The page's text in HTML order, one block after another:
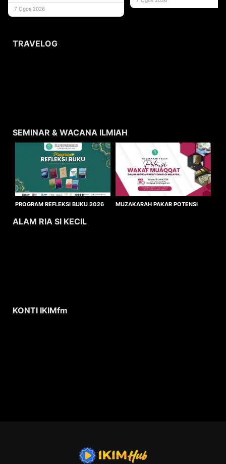
usaha
7 Ogos 2026
TRAVELOG
SEMINAR & WACANA ILMIAH
PROGRAM REFLEKSI BUKU 2026
MUZAKARAH PAKAR POTENSI
ALAM RIA SI KECIL
KONTI IKIMfm